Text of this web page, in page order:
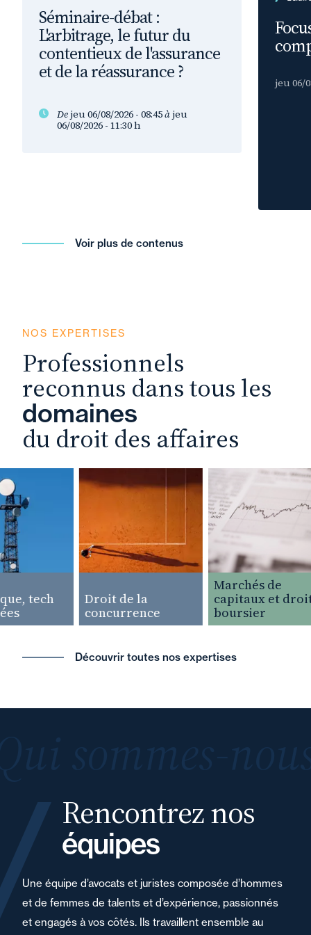
Séminaire-débat :
L'arbitrage, le futur du
contentieux de l'assurance
et de la réassurance ?
De jeu 06/08/2026 - 08:45à jeu
06/08/2026 - 11:30h
jeu 06/
Voir plus de contenus
NOS EXPERTISES
Professionnels
reconnus dans tous les
domaines
du droit des affaires
tech
Droit de la
concurrence
Marchés de
capitaux et droit
boursier
Découvrir toutes nos expertises
Rencontrez nos
équipes
Une équipe d’avocats et juristes composée d’hommes
et de femmes de talents et d’expérience, passionnés
et engagés à vos côtés. Ils travaillent ensemble au